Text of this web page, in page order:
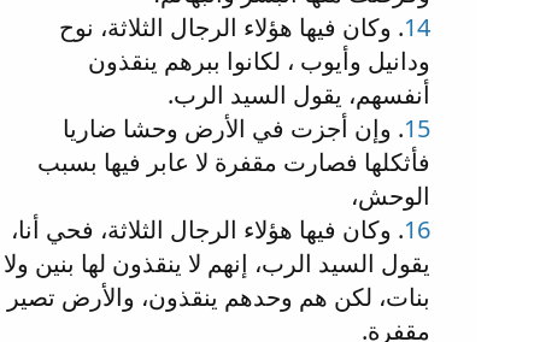
14. وكان فيها هؤلاء الرجال الثلاثة، نوح
ودانيل وأيوب ، لكانوا ببرهم ينقذون
أنفسهم، يقول السيد الرب.
15. وإن أجزت في الأرض وحشا ضاريا
فأثكلها فصارت مقفرة لا عابر فيها بسبب
الوحش،
16. وكان فيها هؤلاء الرجال الثلاثة، فحي أنا،
يقول السيد الرب، إنهم لا ينقذون لها بنين ولا
بنات، لكن هم وحدهم ينقذون، والأرض تصير
مقفرة.